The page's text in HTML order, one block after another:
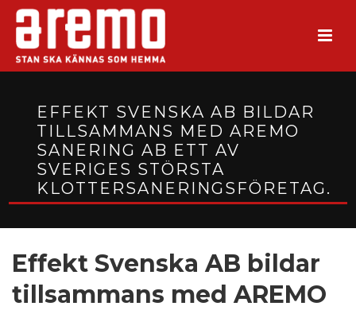
EFFEKT SVENSKA AB BILDAR
TILLSAMMANS MED AREMO
SANERING AB ETT AV
SVERIGES STÖRSTA
KLOTTERSANERINGSFÖRETAG.
Effekt Svenska AB bildar
tillsammans med AREMO